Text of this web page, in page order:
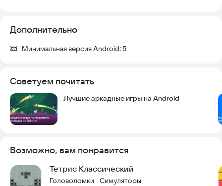
Дополнительно
Минимальная версия Android: 5
Советуем почитать
Лучшие аркадные игры на Android
Возможно, вам понравится
Тетрис Классический
Головоломки · Симуляторы